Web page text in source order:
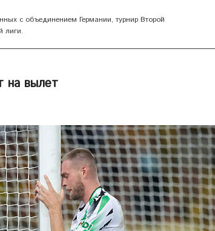
с объединением Германии, турнир Второй
лиги.
на вылет